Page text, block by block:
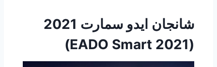
شانجان ايدو سمارت 2021
(EADO Smart 2021)